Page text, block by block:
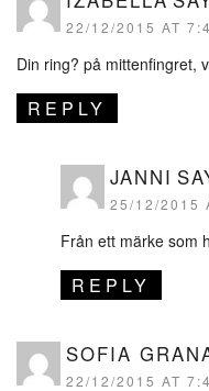
22/12/2015 AT
Din ring? på mittenfingret,
REPLY
JANNI
25/12/2015
Från ett märke som
REPLY
SOFIA
22/12/2015 AT